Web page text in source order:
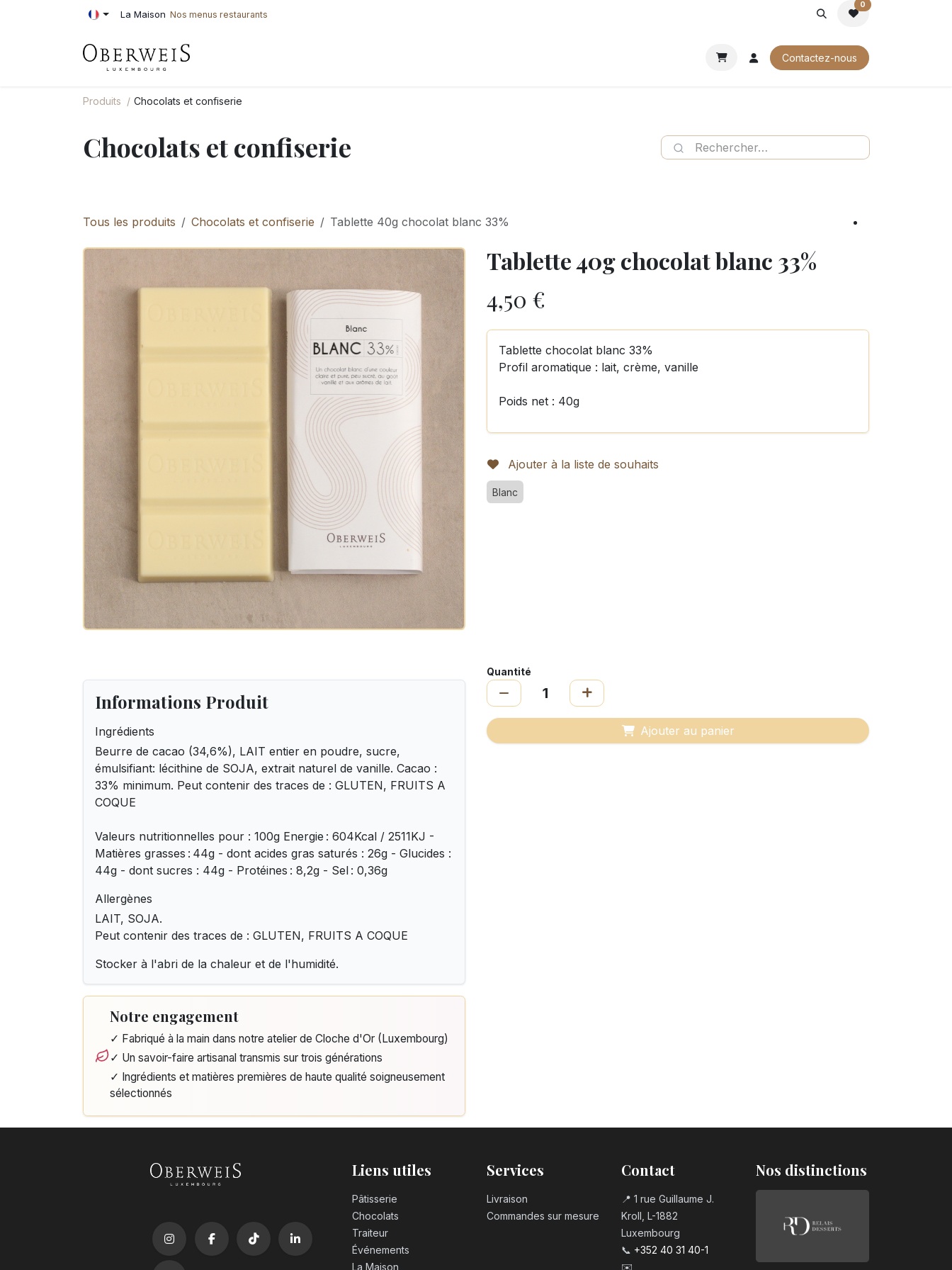
Se rendre au contenu La Maison Nos menus restaurants
0
Contactez-nous
Produits Chocolats et confiserie
Chocolats et confiserie
Tous les produits Chocolats et confiserie Tablette 40g chocolat blanc 33%
Tablette 40g chocolat blanc 33%
4,50 €
Tablette chocolat blanc 33%
Profil aromatique : lait, crème, vanille
Poids net : 40g
Ajouter à la liste de souhaits
Blanc
Informations Produit
Ingrédients
Beurre de cacao (34,6%), LAIT entier en poudre, sucre,
émulsifiant: lécithine de SOJA, extrait naturel de vanille. Cacao :
33% minimum. Peut contenir des traces de : GLUTEN, FRUITS A
COQUE
Valeurs nutritionnelles pour : 100g Energie : 604Kcal / 2511KJ -
Matières grasses : 44g - dont acides gras saturés : 26g - Glucides :
44g - dont sucres : 44g - Protéines : 8,2g - Sel : 0,36g
Allergènes
LAIT, SOJA.
Peut contenir des traces de : GLUTEN, FRUITS A COQUE
Stocker à l'abri de la chaleur et de l'humidité.
Notre engagement
✓ Fabriqué à la main dans notre atelier de Cloche d'Or (Luxembourg)
✓ Un savoir-faire artisanal transmis sur trois générations
✓ Ingrédients et matières premières de haute qualité soigneusement
sélectionnés
Quantité
Ajouter au panier
Liens utiles
Pâtisserie
Chocolats
Traiteur
Événements
La Maison
Services
Livraison
Commandes sur mesure
Contact
📍 1 rue Guillaume J.
Kroll, L-1882
Luxembourg
📞 +352 40 31 40-1
✉️
Nos distinctions